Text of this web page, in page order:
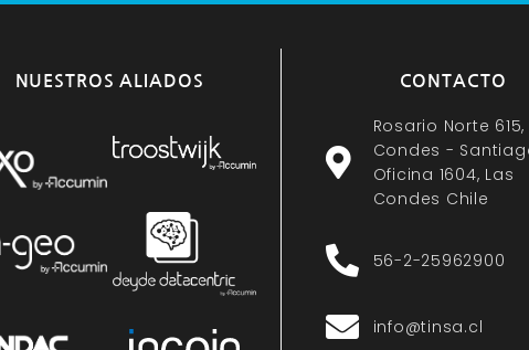
NUESTROS ALIADOS CONTACTO
Rosario Norte 615,
Condes -
Oficina 1604, Las
Condes Chile
56-2-25962900
info@tinsa.cl